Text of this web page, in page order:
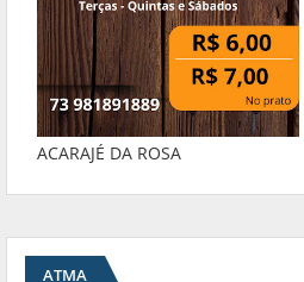
ACARAJÉ DA ROSA
ATMA